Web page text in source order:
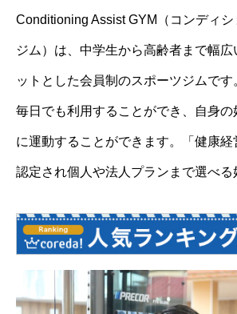
Conditioning Assist GYM（コンディシ
ジム）は、中学生から高齢者まで幅
ットとした会員制のスポーツジムです
毎日でも利用することができ、自身の
に運動することができます。「健康経
認定され個人や法人プランまで選べる